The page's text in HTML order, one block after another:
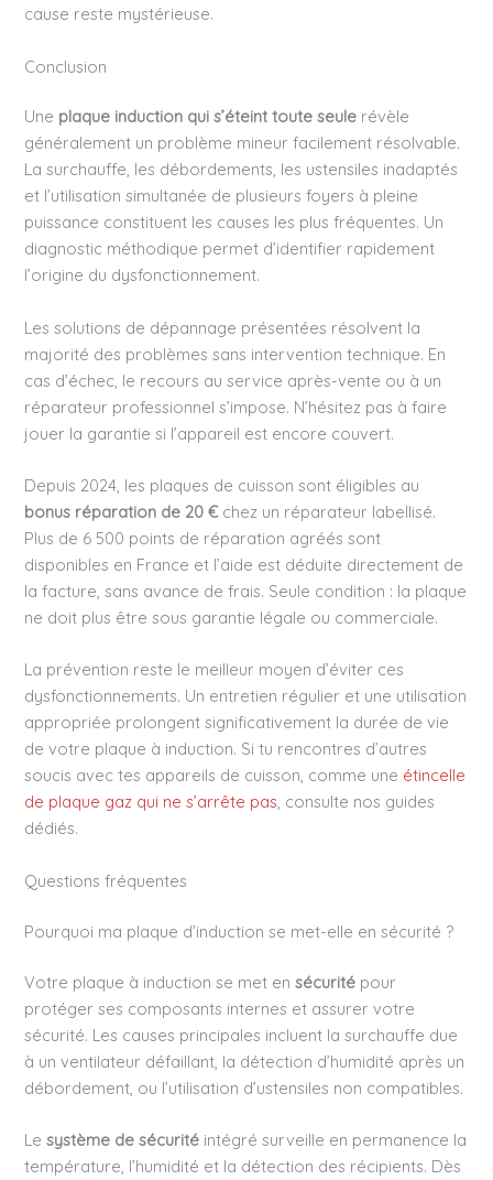
cause reste mystérieuse.
Conclusion
Une plaque induction qui s’éteint toute seule révèle
généralement un problème mineur facilement résolvable.
La surchauffe, les débordements, les ustensiles inadaptés
et l’utilisation simultanée de plusieurs foyers à pleine
puissance constituent les causes les plus fréquentes. Un
diagnostic méthodique permet d’identifier rapidement
l’origine du dysfonctionnement.
Les solutions de dépannage présentées résolvent la
majorité des problèmes sans intervention technique. En
cas d’échec, le recours au service après-vente ou à un
réparateur professionnel s’impose. N’hésitez pas à faire
jouer la garantie si l’appareil est encore couvert.
Depuis 2024, les plaques de cuisson sont éligibles au
bonus réparation de 20 €chez un réparateur labellisé.
Plus de 6 500 points de réparation agréés sont
disponibles en France et l’aide est déduite directement de
la facture, sans avance de frais. Seule condition : la plaque
ne doit plus être sous garantie légale ou commerciale.
La prévention reste le meilleur moyen d’éviter ces
dysfonctionnements. Un entretien régulier et une utilisation
appropriée prolongent significativement la durée de vie
de votre plaque à induction. Si tu rencontres d’autres
soucis avec tes appareils de cuisson, comme une étincelle
de plaque gaz qui ne s’arrête pas, consulte nos guides
dédiés.
Questions fréquentes
Pourquoi ma plaque d’induction se met-elle en sécurité ?
Votre plaque à induction se met ensécurité pour
protéger ses composants internes et assurer votre
sécurité. Les causes principales incluent la surchauffe due
à un ventilateur défaillant, la détection d’humidité après un
débordement, ou l’utilisation d’ustensiles non compatibles.
Lesystème de sécurité intégré surveille en permanence la
température, l’humidité et la détection des récipients. Dès